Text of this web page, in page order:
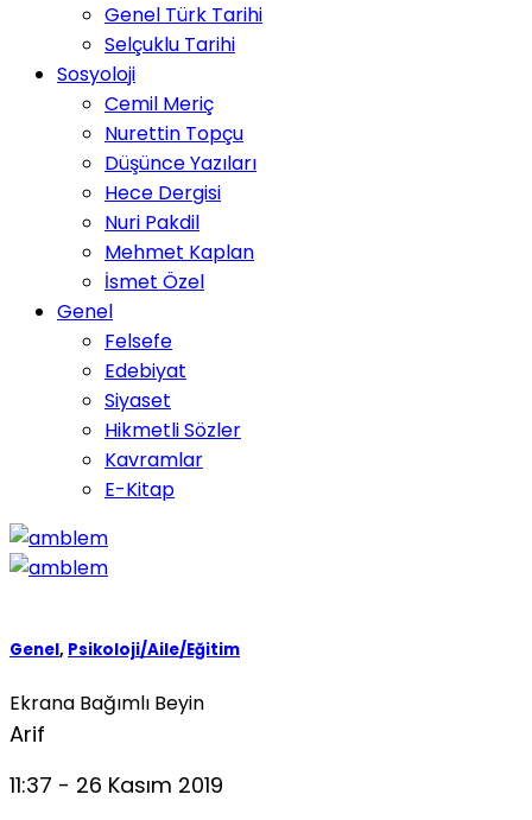
Genel Türk Tarihi
Selçuklu Tarihi
Sosyoloji
Cemil Meriç
Nurettin Topçu
Düşünce Yazıları
Hece Dergisi
Nuri Pakdil
Mehmet Kaplan
İsmet Özel
Genel
Felsefe
Edebiyat
Siyaset
Hikmetli Sözler
Kavramlar
E-Kitap
Genel, Psikoloji/Aile/Eğitim
Ekrana Bağımlı Beyin
Arif
11:37 - 26 Kasım 2019